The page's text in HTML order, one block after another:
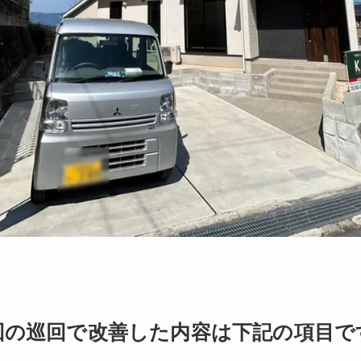
巡回で改善した内容は下記の項目で